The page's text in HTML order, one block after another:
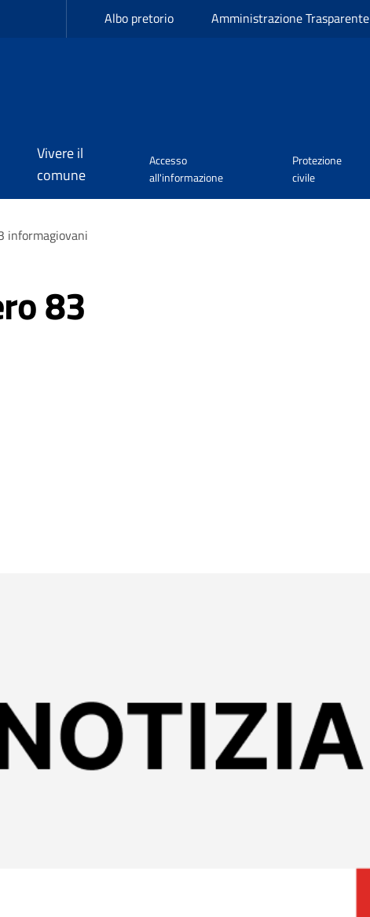
Albo pretorio Amministrazione Trasparente
Vivere il
comune
Accesso
all'informazione
Protezione
civile
informagiovani
83